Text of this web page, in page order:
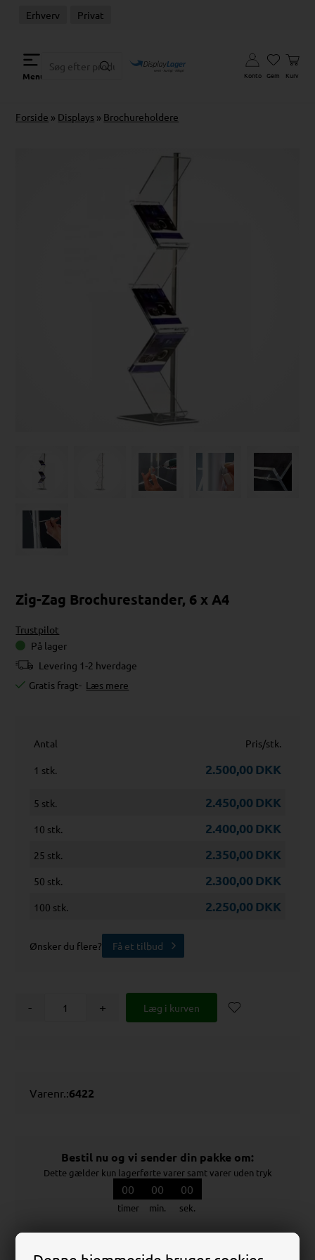
Erhverv Privat
Menu Konto Gem Kurv
Forside » Displays » Brochureholdere
Zig-Zag Brochurestander, 6 x A4
Trustpilot
På lager
Levering 1-2 hverdage
Gratis fragt- Læs mere
Antal Pris/stk.
1 stk. 2.500,00DKK
5 stk. 2.450,00DKK
10 stk. 2.400,00DKK
25 stk. 2.350,00DKK
50 stk. 2.300,00DKK
100 stk. 2.250,00DKK
Ønsker du flere? Få et tilbud
- +
Varenr.:6422
Bestil nu og vi sender din pakke om:
Dette gælder kun lagerførte varer samt varer uden tryk
00
timer
00
min.
00
sek.